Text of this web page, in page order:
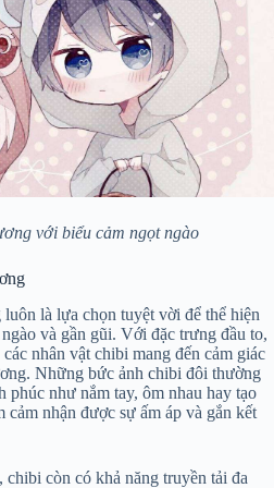
với biểu cảm ngọt ngào
là lựa chọn tuyệt vời để thể hiện
và gần gũi. Với đặc trưng đầu to,
nhân vật chibi mang đến cảm giác
Những bức ảnh chibi đôi thường
phúc như nắm tay, ôm nhau hay tạo
nhận được sự ấm áp và gắn kết
còn có khả năng truyền tải đa